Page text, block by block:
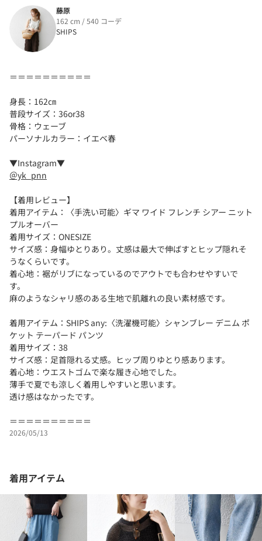
藤原
162 cm / 540 コーデ
SHIPS
＝＝＝＝＝＝＝＝＝＝
身長：162㎝
普段サイズ：36or38
骨格：ウェーブ
パーソナルカラー：イエベ春
▼Instagram▼
＠yk_pnn
【着用レビュー】
着用アイテム：〈手洗い可能〉ギマ ワイド フレンチ シアー ニット
プルオーバー
着用サイズ：ONESIZE
サイズ感：身幅ゆとりあり。丈感は最大で伸ばすとヒップ隠れそ
うなくらいです。
着心地：裾がリブになっているのでアウトでも合わせやすいで
す。
麻のようなシャリ感のある生地で肌離れの良い素材感です。
着用アイテム：SHIPS any:〈洗濯機可能〉シャンブレー デニム ポ
ケット テーパード パンツ
着用サイズ：38
サイズ感：足首隠れる丈感。ヒップ周りゆとり感あります。
着心地：ウエストゴムで楽な履き心地でした。
薄手で夏でも涼しく着用しやすいと思います。
透け感はなかったです。
＝＝＝＝＝＝＝＝＝＝
2026/05/13
着用アイテム